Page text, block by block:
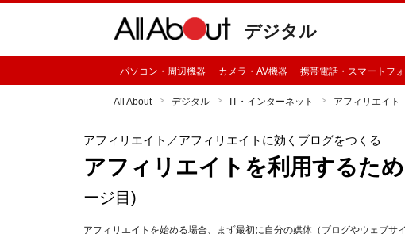
デジタル
パソコン・周辺機器 カメラ・AV機器 携帯電話・スマートフ
All About デジタル IT・インターネット アフィリエイト
アフィリエイト ／アフィリエイトに効くブログをつくる
アフィリエイトを利用するた
ージ目)
アフィリエイトを始める場合、まず最初に自分の媒体（ブログやウェブ